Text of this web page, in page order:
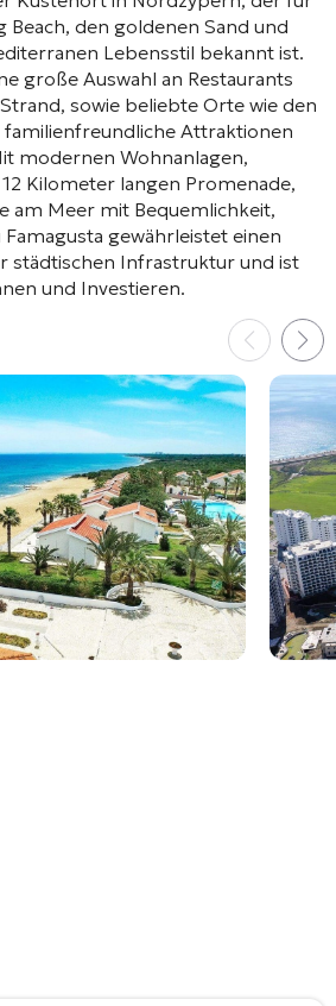
Beach, den goldenen Sand und
Lebensstil bekannt ist.
große Auswahl an Restaurants
sowie beliebte Orte wie den
familienfreundliche Attraktionen
modernen Wohnanlagen,
Kilometer langen Promenade,
am Meer mit Bequemlichkeit,
Famagusta gewährleistet einen
städtischen Infrastruktur und ist
und Investieren.